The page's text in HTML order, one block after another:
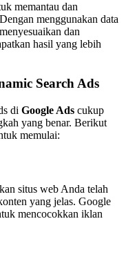
memantau dan
menggunakan data
dan
hasil yang lebih
Search Ads
di Google Ads cukup
yang benar. Berikut
memulai:
situs web Anda telah
yang jelas. Google
mencocokkan iklan